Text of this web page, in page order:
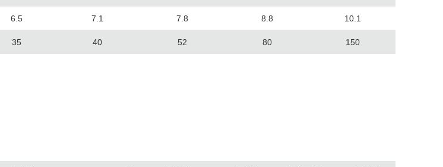
6.5 7.1 7.8 8.8 10.1
35 40 52 80 150